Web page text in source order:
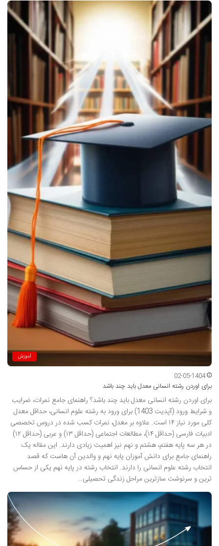
آموزش
02-05-1404
برای اوردن رشته انسانی معدل باید چند باشد
برای اوردن رشته انسانی معدل باید چند باشد؟ راهنمای جامع نمرات، ضرایب
و شرایط ورود (آپدیت 1403) برای ورود به رشته علوم انسانی، حداقل معدل
کلی مورد نیاز ۱۴ است. علاوه بر معدل، نمرات کسب شده در دروس تخصصی
ادبیات فارسی (حداقل ۱۴)، مطالعات اجتماعی (حداقل ۱۳) و عربی (حداقل ۱۲)
در هر سه پایه هفتم، هشتم و نهم نیز اهمیت زیادی دارند. این مقاله یک
راهنمای جامع برای دانش آموزان پایه نهم و والدین آن هاست که قصد
انتخاب رشته علوم انسانی را دارند. انتخاب رشته در پایه نهم یکی از حساس
ترین و سرنوشت سازترین مراحل زندگی تحصیلی…